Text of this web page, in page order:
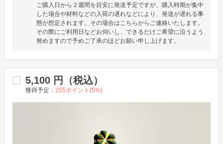
ご購入日から２週間を目安に発送予定ですが、購入時期が集中
した場合や材料などの入荷の遅れなどにより、発送が遅れる事
態が想定されます。その場合はこちらからご連絡いたします。
その際にご利用日などお伺いし、できるだけご希望に沿うよう
努めますので予めご了承のほどお願い申し上げます。
5,100 円（税込）
獲得予定： 255ポイント(5%)